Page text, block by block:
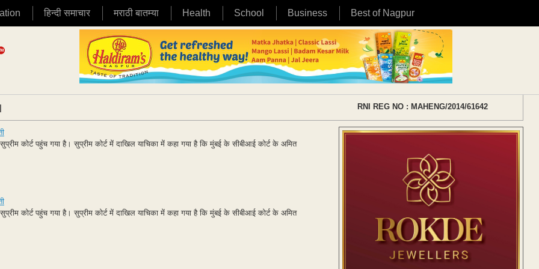
हिन्दी समाचार मराठी बातम्या Health School Business Best of Nagpur
RNI REG NO : MAHENG/2014/61642
कोर्ट पहुंच गया है। सुप्रीम कोर्ट में दाखिल याचिका में कहा गया है कि मुंबई के सीबीआई कोर्ट के अमित
कोर्ट पहुंच गया है। सुप्रीम कोर्ट में दाखिल याचिका में कहा गया है कि मुंबई के सीबीआई कोर्ट के अमित